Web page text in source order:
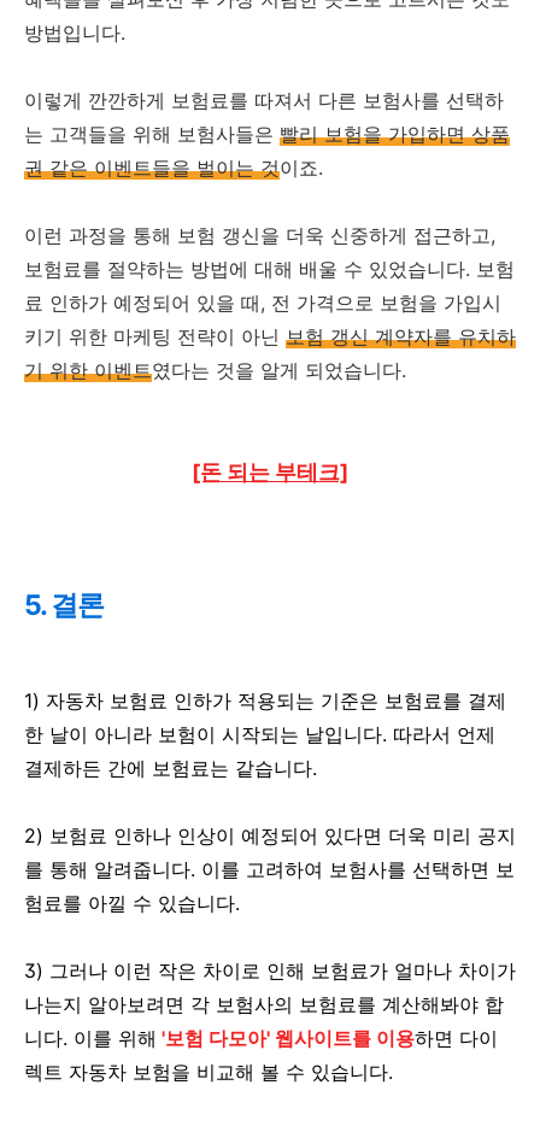
방법입니다.
이렇게 깐깐하게 보험료를 따져서 다른 보험사를 선택하
는 고객들을 위해 보험사들은 빨리 보험을 가입하면 상품
권 같은 이벤트들을 벌이는 것이죠.
이런 과정을 통해 보험 갱신을 더욱 신중하게 접근하고,
보험료를 절약하는 방법에 대해 배울 수 있었습니다. 보험
료 인하가 예정되어 있을 때, 전 가격으로 보험을 가입시
키기 위한 마케팅 전략이 아닌 보험 갱신 계약자를 유치하
기 위한 이벤트였다는 것을 알게 되었습니다.
[돈 되는 부테크]
5. 결론
1) 자동차 보험료 인하가 적용되는 기준은 보험료를 결제
한 날이 아니라 보험이 시작되는 날입니다. 따라서 언제
결제하든 간에 보험료는 같습니다.
2) 보험료 인하나 인상이 예정되어 있다면 더욱 미리 공지
를 통해 알려줍니다. 이를 고려하여 보험사를 선택하면 보
험료를 아낄 수 있습니다.
3) 그러나 이런 작은 차이로 인해 보험료가 얼마나 차이가
나는지 알아보려면 각 보험사의 보험료를 계산해봐야 합
니다. 이를 위해 '보험 다모아' 웹사이트를 이용하면 다이
렉트 자동차 보험을 비교해 볼 수 있습니다.